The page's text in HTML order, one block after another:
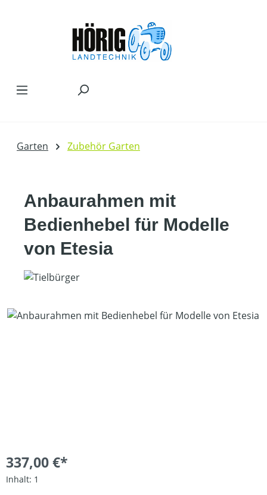
Garten Zubehör Garten
Anbaurahmen mit
Bedienhebel für Modelle
von Etesia
Bildergalerie überspringen
337,00 €*
Inhalt: 1